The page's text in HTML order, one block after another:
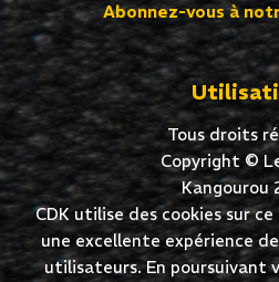
Abonnez-vous à
Tous droits
Copyright ©
Kangourou
CDK utilise des cookies sur
une excellente expérience
utilisateurs. En poursuivant